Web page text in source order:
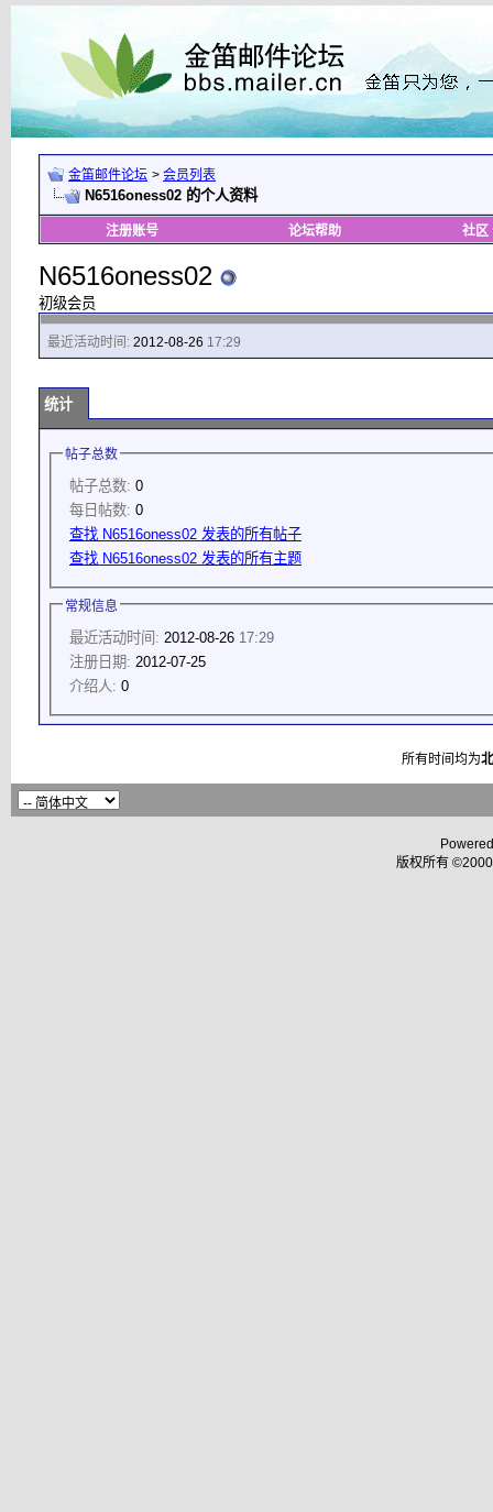
金笛邮件论坛 > 会员列表
N6516oness02 的个人资料
注册账号 论坛帮助 社区
N6516oness02
初级会员
最近活动时间: 2012-08-26 17:29
统计
帖子总数
帖子总数: 0
每日帖数: 0
查找 N6516oness02 发表的所有帖子
查找 N6516oness02 发表的所有主题
常规信息
最近活动时间: 2012-08-26 17:29
注册日期: 2012-07-25
介绍人: 0
所有时间均为
版权所有